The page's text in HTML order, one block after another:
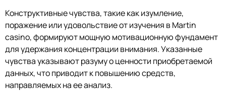
Конструктивные чувства, такие как изумление,
поражение или удовольствие от изучения в Martin
casino, формируют мощную мотивационную фундамент
для удержания концентрации внимания. Указанные
чувства указывают разуму о ценности приобретаемой
данных, что приводит к повышению средств,
направляемых на ее анализ.